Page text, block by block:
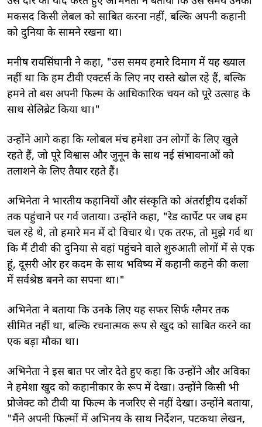
मकसद किसी लेबल को साबित करना नहीं, बल्कि अपनी कहानी
को दुनिया के सामने रखना था।
मनीष रायसिंघानी ने कहा, "उस समय हमारे दिमाग में यह ख्याल
नहीं था कि हम टीवी एक्टर्स के लिए नए रास्ते खोल रहे हैं, बल्कि
हमने तो बस अपनी फिल्म के आधिकारिक चयन को पूरे उत्साह के
साथ सेलिब्रेट किया था।"
उन्होंने आगे कहा कि ग्लोबल मंच हमेशा उन लोगों के लिए खुले
रहते हैं, जो पूरे विश्वास और जुनून के साथ नई संभावनाओं को
तलाशने के लिए तैयार रहते हैं।
अभिनेता ने भारतीय कहानियों और संस्कृति को अंतर्राष्ट्रीय दर्शकों
तक पहुंचाने पर गर्व जताया। उन्होंने कहा, "रेड कार्पेट पर जब हम
चल रहे थे, तो हमारे मन में दो विचार थे। एक तरफ, तो मुझे गर्व था
कि मैं टीवी की दुनिया से वहां पहुंचने वाले शुरुआती लोगों में से एक
हूं, दूसरी ओर हर कदम के साथ भविष्य में कहानी कहने की कला
में सर्वश्रेष्ठ बनने का सपना था।"
अभिनेता ने बताया कि उनके लिए यह सफर सिर्फ ग्लैमर तक
सीमित नहीं था, बल्कि रचनात्मक रूप से खुद को साबित करने का
एक बड़ा मौका था।
अभिनेता ने इस बात पर जोर देते हुए कहा कि उन्होंने और अविका
ने हमेशा खुद को कहानीकार के रूप में देखा। उन्होंने किसी भी
प्रोजेक्ट को टीवी या फिल्म के नजरिए से नहीं देखा। उन्होंने बताया,
"मैंने अपनी फिल्मों में अभिनय के साथ निर्देशन, पटकथा लेखन,